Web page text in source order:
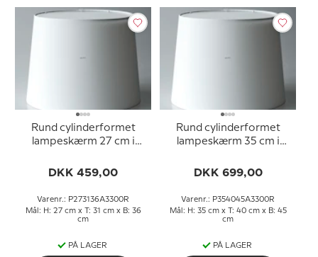
Rund cylinderformet
lampeskærm 27 cm i
DKK 459,00
Varenr.: P273136A3300R
Mål: H: 27 cm x T: 31 cm x B: 36
cm
PÅ LAGER
Rund cylinderformet
lampeskærm 35 cm i
DKK 699,00
Varenr.: P354045A3300R
Mål: H: 35 cm x T: 40 cm x B: 45
cm
PÅ LAGER